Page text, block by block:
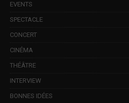
EVENTS
SPECTACLE
CONCERT
CINÉMA
THÉÂTRE
INTERVIEW
BONNES IDÉES